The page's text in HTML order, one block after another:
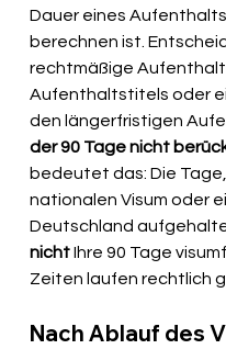
Dauer eines
berechnen ist.
rechtmäßige
Aufenthaltstitels oder
den längerfristigen
der 90 Tage nicht
bedeutet das: Die
nationalen Visum oder
Deutschland
nicht Ihre 90 Tage
Zeiten laufen rechtlich
Nach Ablauf des